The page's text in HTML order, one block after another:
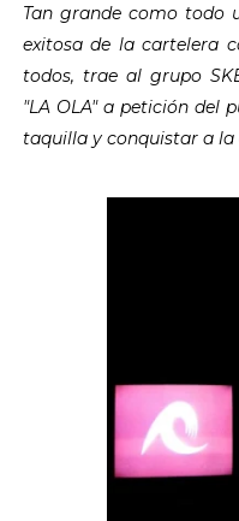
Tan grande como todo
exitosa de la cartelera
todos, trae al grupo
"LA OLA" a petición del
taquilla y conquistar a